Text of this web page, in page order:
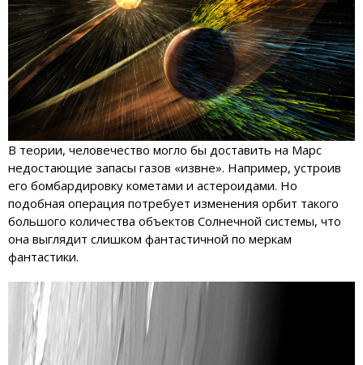
В теории, человечество могло бы доставить на Марс
недостающие запасы газов «извне». Например, устроив
его бомбардировку кометами и астероидами. Но
подобная операция потребует изменения орбит такого
большого количества объектов Солнечной системы, что
она выглядит слишком фантастичной по меркам
фантастики.